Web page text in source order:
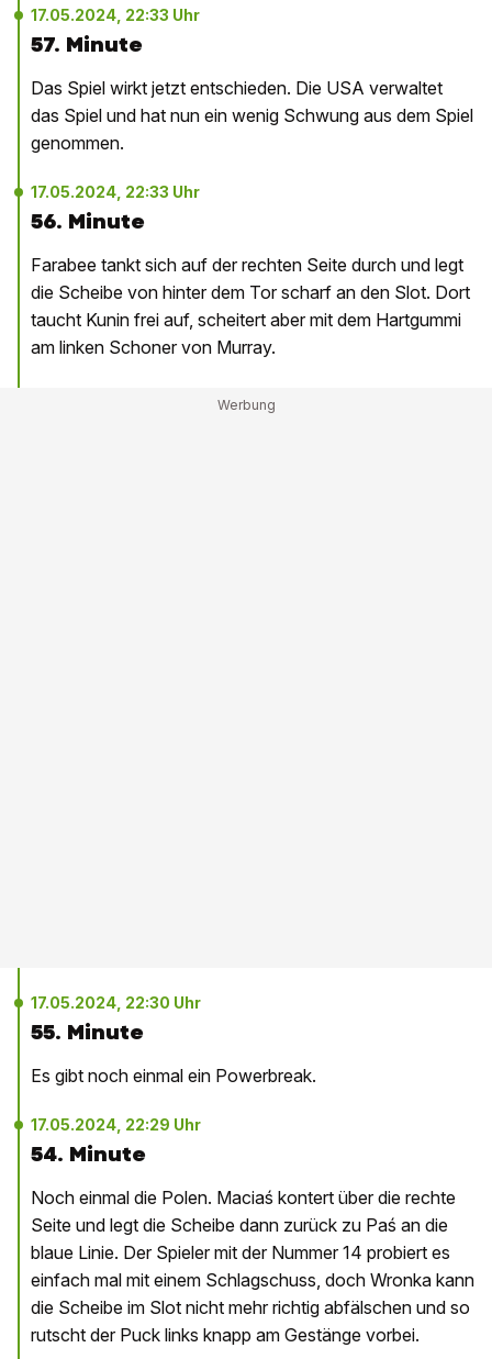
17.05.2024, 22:33 Uhr
57. Minute
Das Spiel wirkt jetzt entschieden. Die USA verwaltet
das Spiel und hat nun ein wenig Schwung aus dem Spiel
genommen.
17.05.2024, 22:33 Uhr
56. Minute
Farabee tankt sich auf der rechten Seite durch und legt
die Scheibe von hinter dem Tor scharf an den Slot. Dort
taucht Kunin frei auf, scheitert aber mit dem Hartgummi
am linken Schoner von Murray.
17.05.2024, 22:30 Uhr
55. Minute
Es gibt noch einmal ein Powerbreak.
17.05.2024, 22:29 Uhr
54. Minute
Noch einmal die Polen. Maciaś kontert über die rechte
Seite und legt die Scheibe dann zurück zu Paś an die
blaue Linie. Der Spieler mit der Nummer 14 probiert es
einfach mal mit einem Schlagschuss, doch Wronka kann
die Scheibe im Slot nicht mehr richtig abfälschen und so
rutscht der Puck links knapp am Gestänge vorbei.